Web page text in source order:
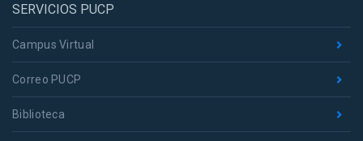
SERVICIOS PUCP
Campus Virtual
Correo PUCP
Biblioteca